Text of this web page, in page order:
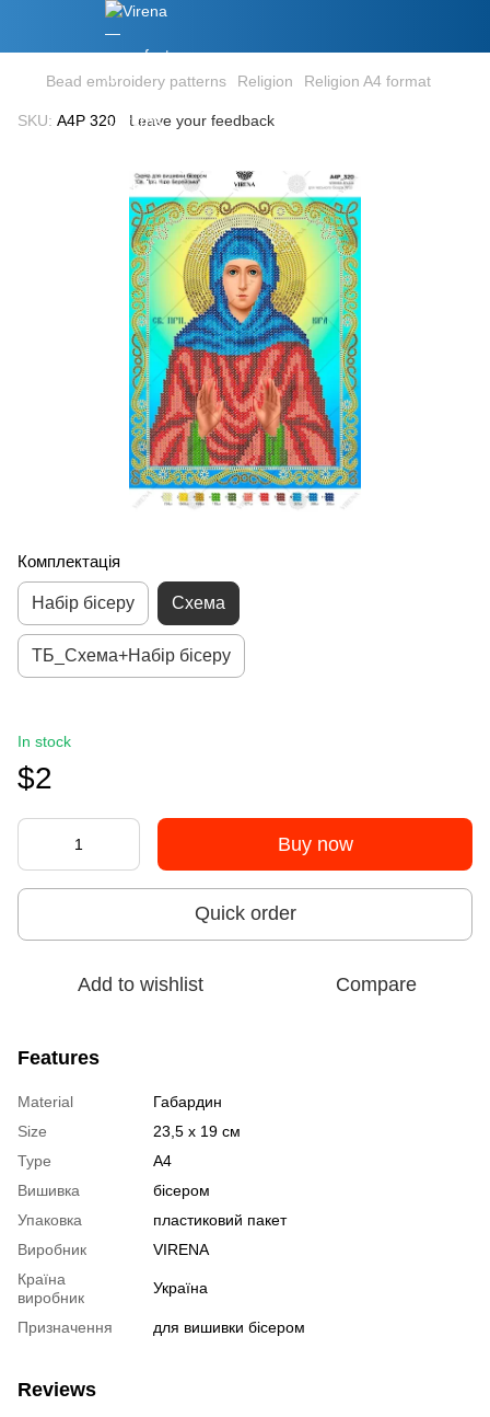
Bead embroidery patterns Religion Religion A4 format
SKU: А4Р 320 Leave your feedback
Комплектація
Набір бісеру Схема
ТБ_Схема+Набір бісеру
In stock
$2
Buy now
Quick order
Add to wishlist Compare
Features
Material
Габардин
Size
23,5 х 19 см
Type
А4
Вишивка
бісером
Упаковка
пластиковий пакет
Виробник
VIRENA
Країна
виробник
Україна
Призначення для вишивки бісером
Reviews